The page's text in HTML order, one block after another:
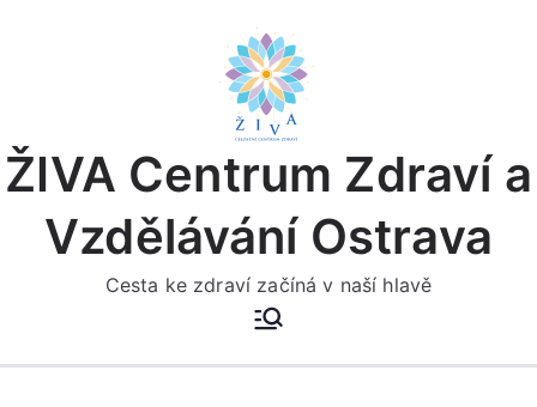
ŽIVA Centrum Zdraví a
Vzdělávání Ostrava
Cesta ke zdraví začíná v naší hlavě